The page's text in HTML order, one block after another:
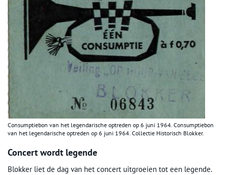
Consumptiebon van het legendarische optreden op 6 juni 1964. Consumptiebon
van het legendarische optreden op 6 juni 1964. Collectie Historisch Blokker.
Concert wordt legende
Blokker liet de dag van het concert uitgroeien tot een legende.